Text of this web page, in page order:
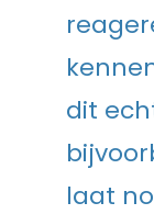
dit
laat